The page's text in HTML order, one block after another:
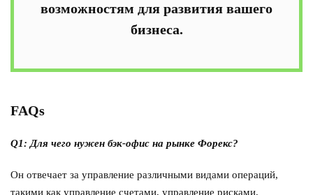
возможностям для развития вашего
бизнеса.
FAQs
Q1:Для чего нужен бэк-офис на рынке Форекс?
Он отвечает за управление различными видами операций,
такими как управление счетами, управление рисками,